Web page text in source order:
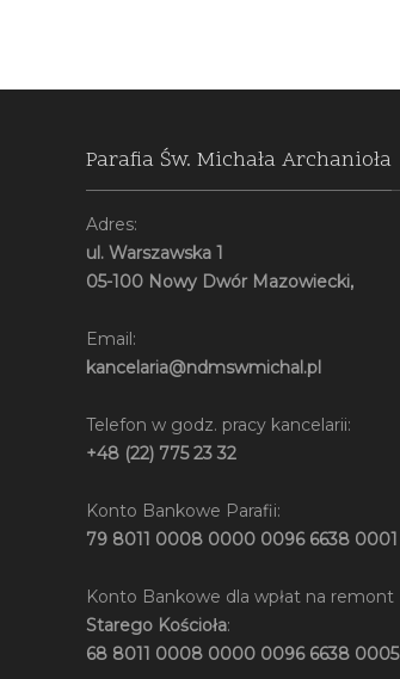
Parafia Św. Michała Archanioła
Adres:
ul. Warszawska 1
05-100 Nowy Dwór Mazowiecki,
Email:
kancelaria@ndmswmichal.pl
Telefon w godz. pracy kancelarii:
+48 (22) 775 23 32
Konto Bankowe Parafii:
79 8011 0008 0000 0096 6638 0001
Konto Bankowe dla wpłat na remont
Starego Kościoła:
68 8011 0008 0000 0096 6638 0005